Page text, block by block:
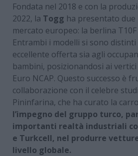
Fondata nel 2018 e con la
2022, la Togg ha presentato
mercato europeo: la berlina T10F
Entrambi i modelli si sono
eccellente offerta sia agli
bambini, posizionandosi ai vertici
Euro NCAP. Questo successo è
collaborazione con il celebre
Pininfarina, che ha curato la
l’impegno del gruppo turco,
importanti realtà industriali
e Turkcell, nel produrre
livello globale.